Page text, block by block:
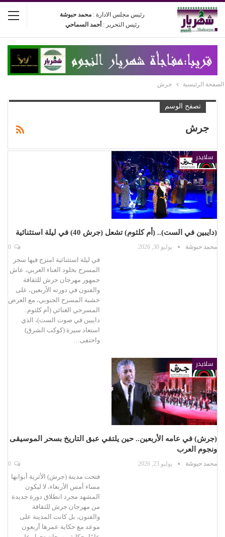
رئيس مجلس الادارة : محمد حبوشة
رئيس التحرير : أحمد السماحي
الصفحة الرئيسية جرش
تصفح الوسم
جرش
سلايدر
(دايبين في الست).. (أم كلثوم) تشعل (جرش 40) في ليلة استثنائية
محمد حبوشة يوليو 30, 2026
في ليلة استثنائية امتزج فيها سحر
المسرح بخلود الغناء العربي، عاش
جمهور مهرجان جرش للثقافة
والفنون في دورته الأربعين، على
خشبة المسرح الجنوبي، مع العرض
المسرحي الغنائي (أم كلثوم..
دايبين في صوت الست)، الذي
استعاد سيرة (كوكب الشرق)
واحتفى…
سلايدر
(جرش) في عامه الأربعين.. حين يلتقي عبق التاريخ بسحر الموسيقى
ونجوم العرب
محمد حبوشة يوليو 23, 2026
فتحت مدينة (جرش) الأثرية أبوابها
مساء أمس الأربعاء، لا ليكون
المشهد مجرد انطلاق دورة جديدة
من مهرجان جرش للثقافة
والفنون، بل كانت المدينة على
موعد مع حكاية عمرها أربعون